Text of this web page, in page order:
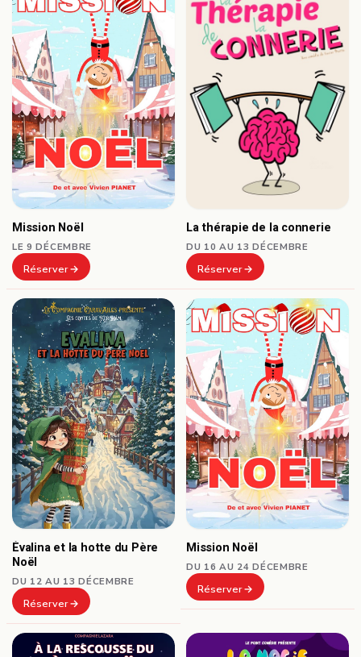
Mission Noël
LE 9 DÉCEMBRE
Réserver
La thérapie de la connerie
DU 10 AU 13 DÉCEMBRE
Réserver
Évalina et la hotte du Père
Noël
DU 12 AU 13 DÉCEMBRE
Réserver
Mission Noël
DU 16 AU 24 DÉCEMBRE
Réserver